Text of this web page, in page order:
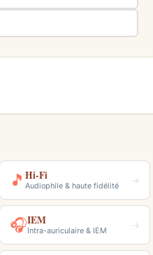
🎵 Hi-Fi
Audiophile & haute fidélité
→
🎧IEM
Intra-auriculaire & IEM
→